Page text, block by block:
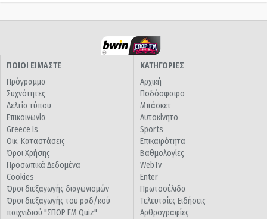
ΠΟΙΟΙ ΕΙΜΑΣΤΕ
Πρόγραμμα
Συχνότητες
Δελτία τύπου
Επικοινωνία
Greece Is
Οικ. Καταστάσεις
Όροι Χρήσης
Προσωπικά Δεδομένα
Cookies
Όροι διεξαγωγής διαγωνισμών
Όροι διεξαγωγής του ραδ/κού
παιχνιδιού "ΣΠΟΡ FM Quiz"
ΚΑΤΗΓΟΡΙΕΣ
Αρχική
Ποδόσφαιρο
Μπάσκετ
Αυτοκίνητο
Sports
Επικαιρότητα
Βαθμολογίες
WebTv
Enter
Πρωτοσέλιδα
Τελευταίες Ειδήσεις
Αρθρογραφίες